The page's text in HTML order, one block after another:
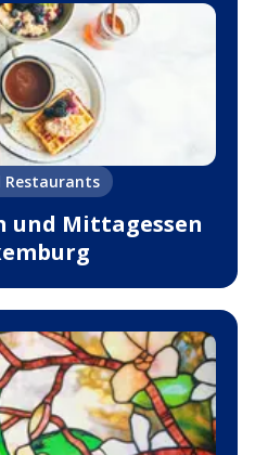
Restaurants
und Mittagessen